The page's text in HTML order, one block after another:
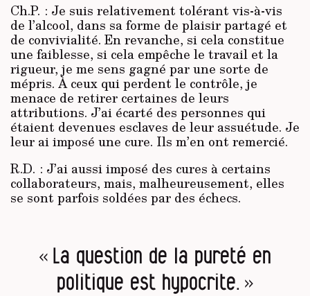
Ch.P. : Je suis relativement tolérant vis-à-vis
de l’alcool, dans sa forme de plaisir partagé et
de convivialité. En revanche, si cela constitue
une faiblesse, si cela empêche le travail et la
rigueur, je me sens gagné par une sorte de
mépris. À ceux qui perdent le contrôle, je
menace de retirer certaines de leurs
attributions. J’ai écarté des personnes qui
étaient devenues esclaves de leur assuétude. Je
leur ai imposé une cure. Ils m’en ont remercié.
R.D. : J’ai aussi imposé des cures à certains
collaborateurs, mais, malheureusement, elles
se sont parfois soldées par des échecs.
« La question de la pureté en
politique est hypocrite. »